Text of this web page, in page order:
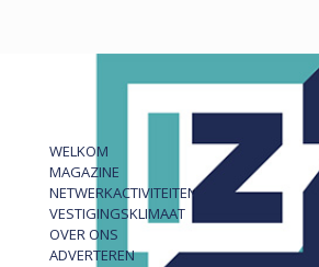
WELKOM
MAGAZINE
NETWERKACTIVITEITEN
VESTIGINGSKLIMAAT
OVER ONS
ADVERTEREN